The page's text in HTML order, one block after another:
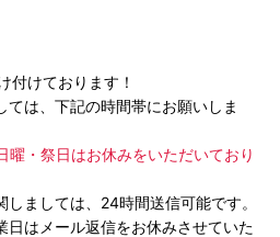
付けております！
ては、下記の時間帯にお願いしま
・祭日はお休みをいただいており
しましては、24時間送信可能です。
日はメール返信をお休みさせていた